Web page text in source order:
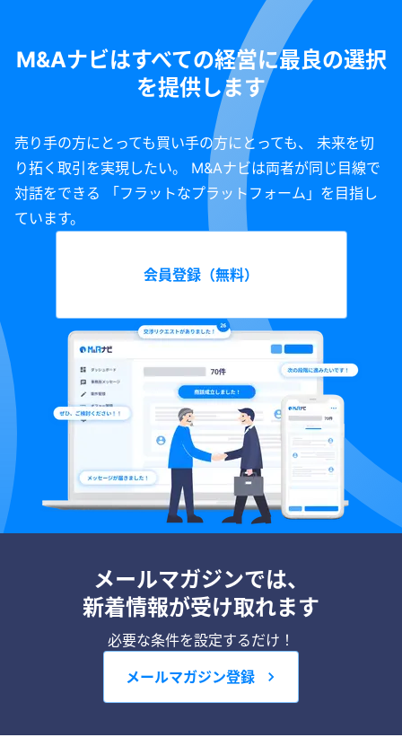
M&Aナビはすべての経営に最良の選択
を提供します
売り手の方にとっても買い手の方にとっても、 未来を切
り拓く取引を実現したい。 M&Aナビは両者が同じ目線で
対話をできる 「フラットなプラットフォーム」を目指し
ています。
会員登録（無料）
メールマガジンでは、
新着情報が受け取れます
必要な条件を設定するだけ！
メールマガジン登録